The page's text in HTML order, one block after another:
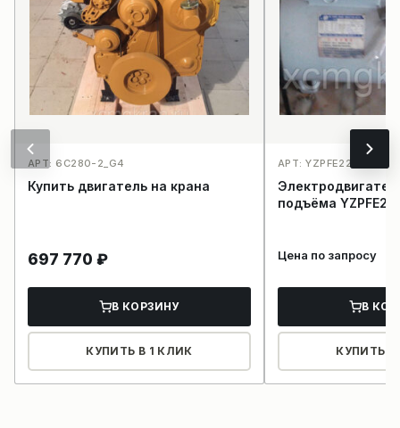
АРТ: 6C280-2_G4
Купить двигатель на крана
697 770 ₽
В КОРЗИНУ
КУПИТЬ В 1 КЛИК
АРТ: YZPFE225M-6-
подъёма
Цена по запросу
В
КУПИТЬ В